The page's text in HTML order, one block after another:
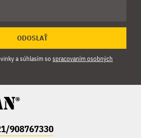
ODOSLAŤ
a súhlasím so spracovaním osobných
908767330